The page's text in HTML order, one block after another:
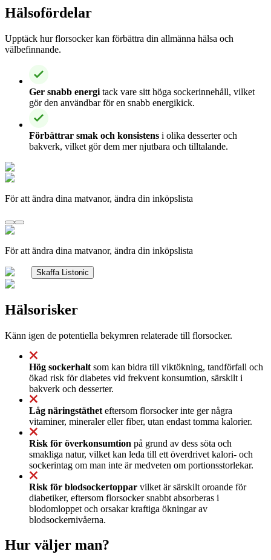
Hälsofördelar
Upptäck hur florsocker kan förbättra din allmänna hälsa och
välbefinnande.
Ger snabb energi tack vare sitt höga sockerinnehåll, vilket
gör den användbar för en snabb energikick.
Förbättrar smak och konsistens i olika desserter och
bakverk, vilket gör dem mer njutbara och tilltalande.
För att ändra dina matvanor, ändra din inköpslista
För att ändra dina matvanor, ändra din inköpslista
Skaffa Listonic
Hälsorisker
Känn igen de potentiella bekymren relaterade till florsocker.
Hög sockerhalt som kan bidra till viktökning, tandförfall och
ökad risk för diabetes vid frekvent konsumtion, särskilt i
bakverk och desserter.
Låg näringstäthet eftersom florsocker inte ger några
vitaminer, mineraler eller fiber, utan endast tomma kalorier.
Risk för överkonsumtion på grund av dess söta och
smakliga natur, vilket kan leda till ett överdrivet kalori- och
sockerintag om man inte är medveten om portionsstorlekar.
Risk för blodsockertoppar vilket är särskilt oroande för
diabetiker, eftersom florsocker snabbt absorberas i
blodomloppet och orsakar kraftiga ökningar av
blodsockernivåerna.
Hur väljer man?